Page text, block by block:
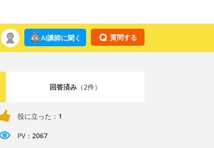
質問する
AI講師に聞く
回答済み（2件）
役に立った： 1
PV： 2067